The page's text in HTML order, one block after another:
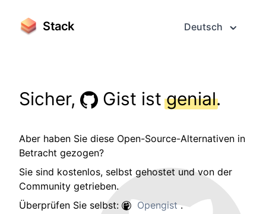
Stack Deutsch
Sicher, Gist istgenial.
Aber haben Sie diese Open-Source-Alternativen in
Betracht gezogen?
Sie sind kostenlos, selbst gehostet und von der
Community getrieben.
Überprüfen Sie selbst:
Opengist.